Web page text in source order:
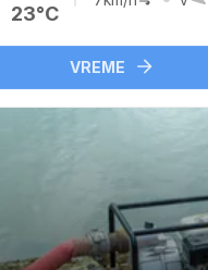
23°C
VREME